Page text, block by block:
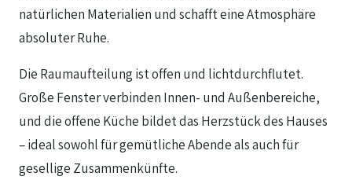
natürlichen Materialien und schafft eine Atmosphäre
absoluter Ruhe.
Die Raumaufteilung ist offen und lichtdurchflutet.
Große Fenster verbinden Innen- und Außenbereiche,
und die offene Küche bildet das Herzstück des Hauses
– ideal sowohl für gemütliche Abende als auch für
gesellige Zusammenkünfte.